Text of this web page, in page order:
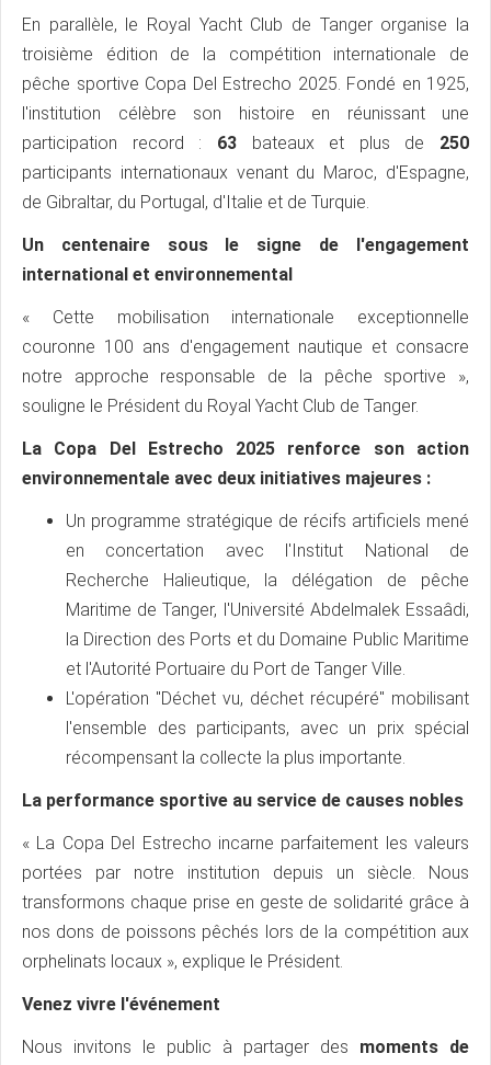
En parallèle, le Royal Yacht Club de Tanger organise la
troisième édition de la compétition internationale de
pêche sportive Copa Del Estrecho 2025. Fondé en 1925,
l'institution célèbre son histoire en réunissant une
participation record : 63bateaux et plus de 250
participants internationaux venant du Maroc, d'Espagne,
de Gibraltar, du Portugal, d'Italie et de Turquie.
Un centenaire sous le signe de l'engagement
international et environnemental
« Cette mobilisation internationale exceptionnelle
couronne 100 ans d'engagement nautique et consacre
notre approche responsable de la pêche sportive »,
souligne le Président du Royal Yacht Club de Tanger.
La Copa Del Estrecho 2025 renforce son action
environnementale avec deux initiatives majeures :
Un programme stratégique de récifs artificiels mené
en concertation avec l'Institut National de
Recherche Halieutique, la délégation de pêche
Maritime de Tanger, l'Université Abdelmalek Essaâdi,
la Direction des Ports et du Domaine Public Maritime
et l'Autorité Portuaire du Port de Tanger Ville.
L'opération "Déchet vu, déchet récupéré" mobilisant
l'ensemble des participants, avec un prix spécial
récompensant la collecte la plus importante.
La performance sportive au service de causes nobles
« La Copa Del Estrecho incarne parfaitement les valeurs
portées par notre institution depuis un siècle. Nous
transformons chaque prise en geste de solidarité grâce à
nos dons de poissons pêchés lors de la compétition aux
orphelinats locaux », explique le Président.
Venez vivre l'événement
Nous invitons le public à partager des moments de